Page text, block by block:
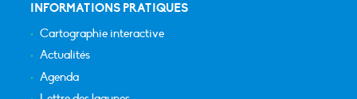
INFORMATIONS PRATIQUES
Cartographie interactive
Actualités
Agenda